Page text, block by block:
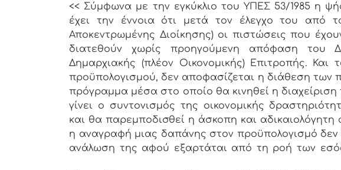
<< Σύμφωνα με την εγκύκλιο του ΥΠΕΣ 53/1985 η
έχει την έννοια ότι μετά τον έλεγχο του από
Αποκεντρωμένης Διοίκησης) οι πιστώσεις που
διατεθούν χωρίς προηγούμενη απόφαση του
Δημαρχιακής (πλέον Οικονομικής) Επιτροπής.
προϋπολογισμού, δεν αποφασίζεται η διάθεση των
πρόγραμμα μέσα στο οποίο θα κινηθεί η
γίνει ο συντονισμός της οικονομικής
και θα παρεμποδισθεί η άσκοπη και
η αναγραφή μιας δαπάνης στον προϋπολογισμό δεν
ανάλωση της αφού εξαρτάται από τη ροή των